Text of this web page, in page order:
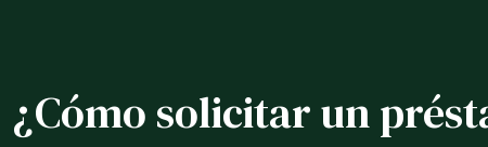
¿Cómo solicitar un